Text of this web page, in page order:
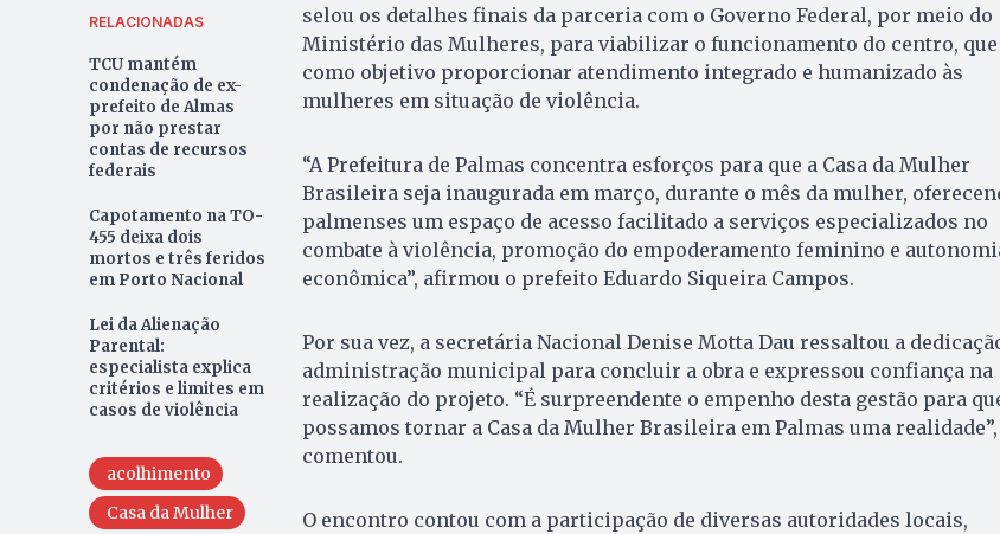
RELACIONADAS
TCU mantém
condenação de ex-
prefeito de Almas
por não prestar
contas de recursos
federais
Capotamento na TO-
455 deixa dois
mortos e três feridos
em Porto Nacional
Lei da Alienação
Parental:
especialista explica
critérios e limites em
casos de violência
acolhimento
Casa da Mulher
selou os detalhes finais da parceria com o Governo Federal, por meio do
Ministério das Mulheres, para viabilizar o funcionamento do centro, que
como objetivo proporcionar atendimento integrado e humanizado às
mulheres em situação de violência.
“A Prefeitura de Palmas concentra esforços para que a Casa da Mulher
Brasileira seja inaugurada em março, durante o mês da mulher,
palmenses um espaço de acesso facilitado a serviços especializados no
combate à violência, promoção do empoderamento feminino e
econômica”, afirmou o prefeito Eduardo Siqueira Campos.
Por sua vez, a secretária Nacional Denise Motta Dau ressaltou a
administração municipal para concluir a obra e expressou confiança na
realização do projeto. “É surpreendente o empenho desta gestão para
possamos tornar a Casa da Mulher Brasileira em Palmas uma realidade”,
comentou.
O encontro contou com a participação de diversas autoridades locais,